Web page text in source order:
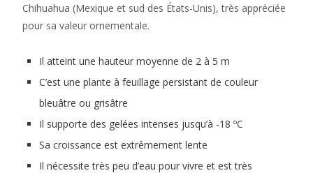
Chihuahua (Mexique et sud des États-Unis), très appréciée
pour sa valeur ornementale.
Il atteint une hauteur moyenne de 2 à 5 m
C’est une plante à feuillage persistant de couleur
bleuâtre ou grisâtre
Il supporte des gelées intenses jusqu’à -18 ºC
Sa croissance est extrêmement lente
Il nécessite très peu d’eau pour vivre et est très